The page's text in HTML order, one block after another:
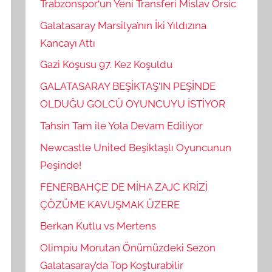
Trabzonspor‘un Yeni Transferi Mislav Orsic
Galatasaray Marsilya’nın İki Yıldızına
Kancayı Attı
Gazi Koşusu 97. Kez Koşuldu
GALATASARAY BEŞİKTAŞ’IN PEŞİNDE
OLDUĞU GOLCÜ OYUNCUYU İSTİYOR
Tahsin Tam ile Yola Devam Ediliyor
Newcastle United Beşiktaşlı Oyuncunun
Peşinde!
FENERBAHÇE’ DE MİHA ZAJC KRİZİ
ÇÖZÜME KAVUŞMAK ÜZERE
Berkan Kutlu vs Mertens
Olimpiu Morutan Önümüzdeki Sezon
Galatasaray’da Top Koşturabilir